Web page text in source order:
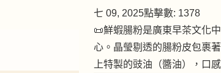
七 09, 2025點擊數: 1378
📜鮮蝦腸粉是廣東早茶文化
心。晶瑩剔透的腸粉皮包裹
上特製的豉油（醬油），口